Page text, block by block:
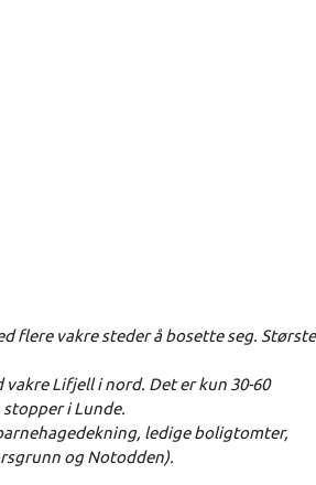
flere vakre steder å bosette seg. Største
Lifjell i nord. Det er kun 30-60
i Lunde.
ledige boligtomter,
og Notodden).